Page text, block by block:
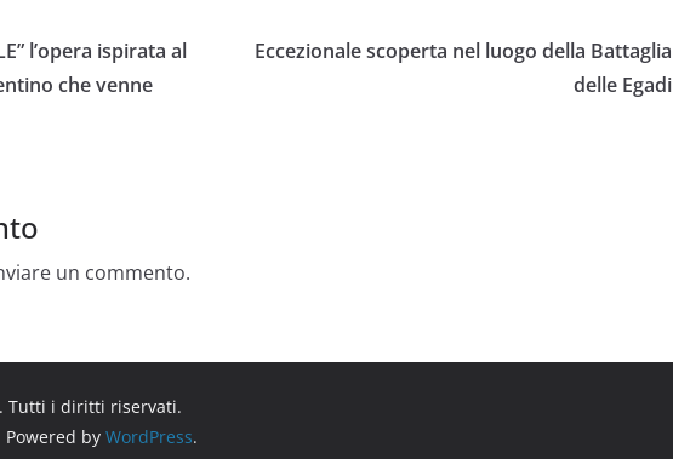
l’opera ispirata al
che venne
Eccezionale scoperta nel luogo della Battaglia
delle Egadi
un commento.
. Tutti i diritti riservati.
by WordPress.